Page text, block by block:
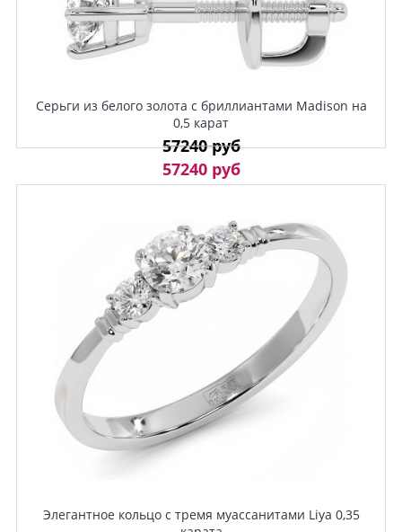
Серьги из белого золота с бриллиантами Madison на
0,5 карат
57240 руб
57240 руб
Элегантное кольцо с тремя муассанитами Liya 0,35